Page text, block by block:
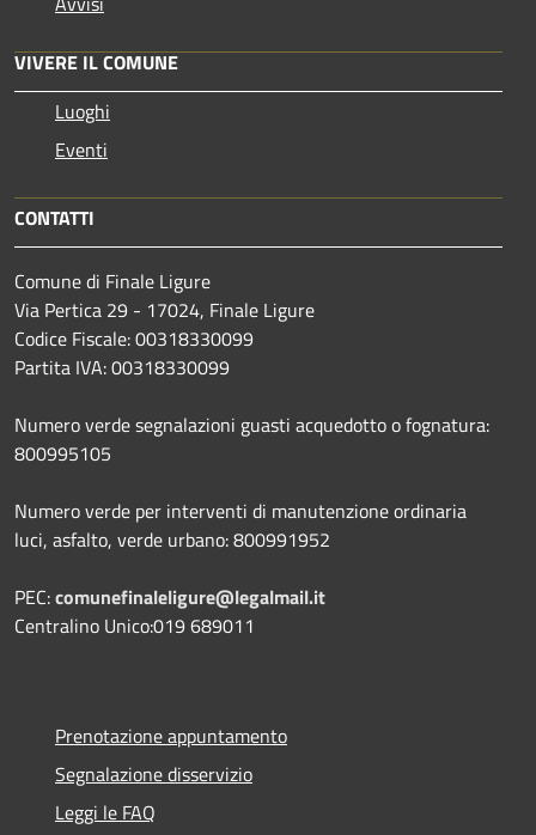
VIVERE IL COMUNE
Luoghi
Eventi
CONTATTI
Comune di Finale Ligure
Via Pertica 29 - 17024, Finale Ligure
Codice Fiscale: 00318330099
Partita IVA: 00318330099
Numero verde segnalazioni guasti acquedotto o fognatura:
800995105
Numero verde per interventi di manutenzione ordinaria
luci, asfalto, verde urbano: 800991952
PEC:comunefinaleligure@legalmail.it
Centralino Unico:019 689011
Prenotazione appuntamento
Segnalazione disservizio
Leggi le FAQ